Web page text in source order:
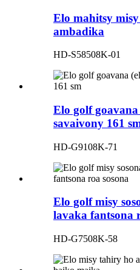
Elo mahitsy
ambadika
HD-S58508K-01
Elo golf
savaivony 161
HD-G9108K-71
Elo golf misy
lavaka fantsona
HD-G7508K-58